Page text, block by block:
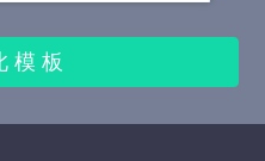
模 板